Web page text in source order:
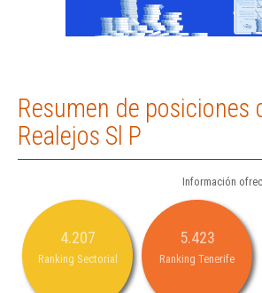
Resumen de posiciones
Realejos Sl P
Información
4.207
Ranking Sectorial
5.423
Ranking Tenerife